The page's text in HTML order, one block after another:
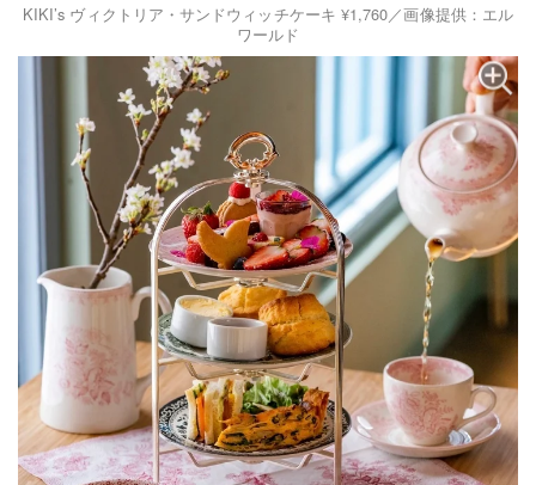
KIKI’s ヴィクトリア・サンドウィッチケーキ ¥1,760／画像提供：エル
ワールド